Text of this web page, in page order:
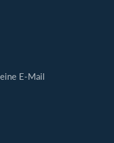
E-Mail